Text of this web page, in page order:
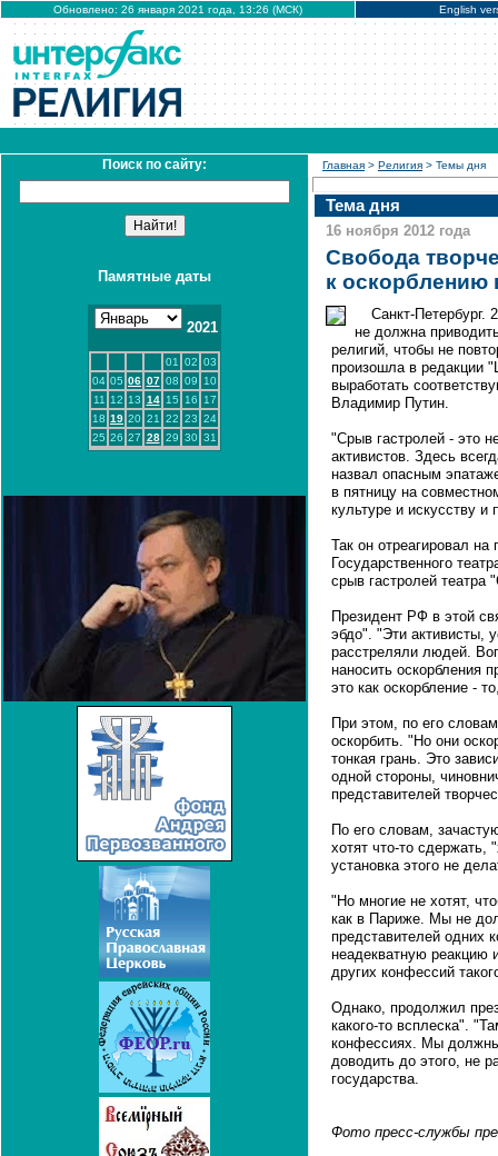
Обновлено: 26 января 2021 года, 13:26 (МСК) English
Поиск по сайту:
Памятные даты
2021
01 02 03
04 05 06 07 08 09
10
11
12 13 14 15 16
17
18 19 20 21 22 23 24
25 26 27 28 29 30 31
Главная > Религия > Темы дня
Тема дня
16 ноября 2012 года
Свобода
к оскорблению
Санкт-
не должна
религий, чтобы не
произошла в редакции
выработать
Владимир Путин.
"Срыв гастролей - это
активистов. Здесь
назвал опасным
в пятницу на
культуре и искусству и
Так он отреагировал на
Государственного
срыв гастролей театра
Президент РФ в этой
эбдо". "Эти активисты,
расстреляли людей.
наносить оскорбления
это как оскорбление -
При этом, по его
оскорбить. "Но они
тонкая грань. Это
одной стороны,
представителей
По его словам,
хотят что-то сдержать,
установка этого не
"Но многие не хотят,
как в Париже. Мы не
представителей одних
неадекватную реакцию
других конфессий
Однако, продолжил
какого-то всплеска".
конфессиях. Мы
доводить до этого, не
государства.
Фото пресс-службы